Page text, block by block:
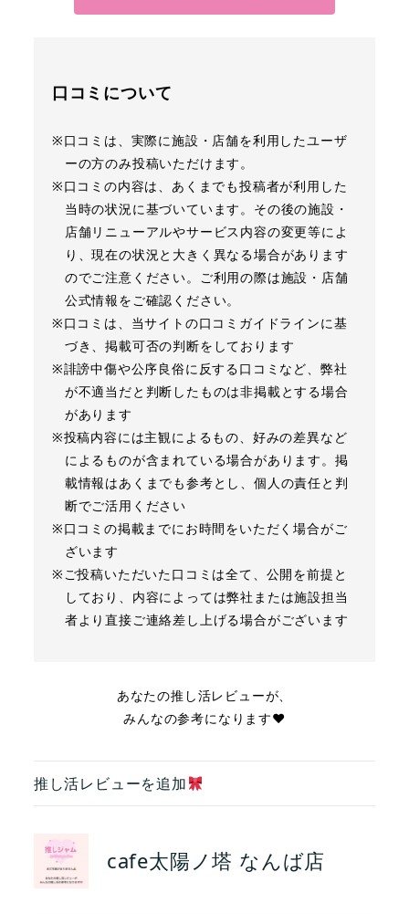
口コミについて
※口コミは、実際に施設・店舗を利用したユーザ
ーの方のみ投稿いただけます。
※口コミの内容は、あくまでも投稿者が利用した
当時の状況に基づいています。その後の施設・
店舗リニューアルやサービス内容の変更等によ
り、現在の状況と大きく異なる場合があります
のでご注意ください。ご利用の際は施設・店舗
公式情報をご確認ください。
※口コミは、当サイトの口コミガイドラインに基
づき、掲載可否の判断をしております
※誹謗中傷や公序良俗に反する口コミなど、弊社
が不適当だと判断したものは非掲載とする場合
があります
※投稿内容には主観によるもの、好みの差異など
によるものが含まれている場合があります。掲
載情報はあくまでも参考とし、個人の責任と判
断でご活用ください
※口コミの掲載までにお時間をいただく場合がご
ざいます
※ご投稿いただいた口コミは全て、公開を前提と
しており、内容によっては弊社または施設担当
者より直接ご連絡差し上げる場合がございます
あなたの推し活レビューが、
みんなの参考になります❤︎
推し活レビューを追加
cafe太陽ノ塔 なんば店